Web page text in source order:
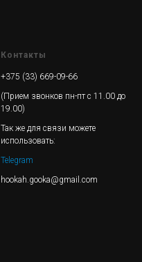
Контакты
+375 (33) 669-09-66
(Прием звонков пн-пт с 11.00 до
19.00)
Так же для связи можете
использовать:
Telegram
hookah.gooka@gmail.com